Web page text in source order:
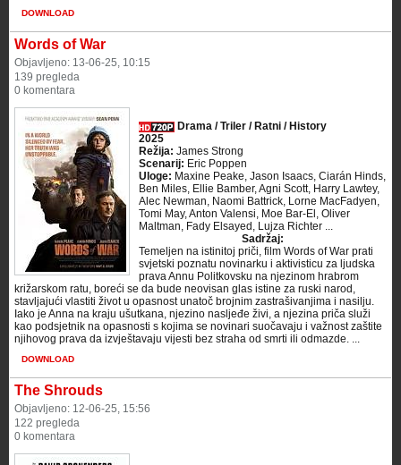
DOWNLOAD
Words of War
Objavljeno: 13-06-25, 10:15
139 pregleda
0 komentara
Drama / Triler / Ratni / History
2025
Režija: James Strong
Scenarij: Eric Poppen
Uloge: Maxine Peake, Jason Isaacs, Ciarán Hinds,
Ben Miles, Ellie Bamber, Agni Scott, Harry Lawtey,
Alec Newman, Naomi Battrick, Lorne MacFadyen,
Tomi May, Anton Valensi, Moe Bar-El, Oliver
Maltman, Fady Elsayed, Lujza Richter ...
Sadržaj:
Temeljen na istinitoj priči, film Words of War prati
svjetski poznatu novinarku i aktivisticu za ljudska
prava Annu Politkovsku na njezinom hrabrom
križarskom ratu, boreći se da bude neovisan glas istine za ruski narod,
stavljajući vlastiti život u opasnost unatoč brojnim zastrašivanjima i nasilju.
Iako je Anna na kraju ušutkana, njezino nasljeđe živi, ​​a njezina priča služi
kao podsjetnik na opasnosti s kojima se novinari suočavaju i važnost zaštite
njihovog prava da izvještavaju vijesti bez straha od smrti ili odmazde. ...
DOWNLOAD
The Shrouds
Objavljeno: 12-06-25, 15:56
122 pregleda
0 komentara